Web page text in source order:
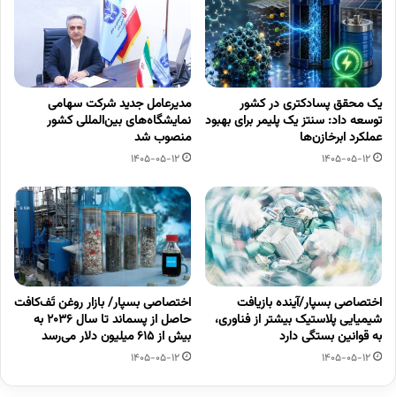
یک محقق پسادکتری در کشور
توسعه داد: سنتز یک پلیمر برای بهبود
عملکرد ابرخازن‌ها
1405-05-12
مدیرعامل جدید شرکت سهامی
نمایشگاه‌های بین‌المللی کشور
منصوب شد
1405-05-12
اختصاصی بسپار/آینده بازیافت
شیمیایی پلاستیک بیشتر از فناوری،
به قوانین بستگی دارد
1405-05-12
اختصاصی بسپار/ بازار روغن تَف‌کافت
حاصل از پسماند تا سال ۲۰۳۶ به
بیش از ۶۱۵ میلیون دلار می‌رسد
1405-05-12